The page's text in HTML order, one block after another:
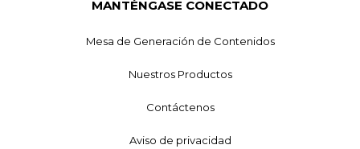
MANTÉNGASE CONECTADO
Mesa de Generación de Contenidos
Nuestros Productos
Contáctenos
Aviso de privacidad